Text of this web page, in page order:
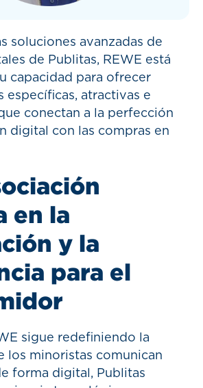
soluciones avanzadas de
de Publitas, REWE está
capacidad para ofrecer
específicas, atractivas e
conectan a la perfección
digital con las compras en
en la
y la
para el
sigue redefiniendo la
los minoristas comunican
forma digital, Publitas